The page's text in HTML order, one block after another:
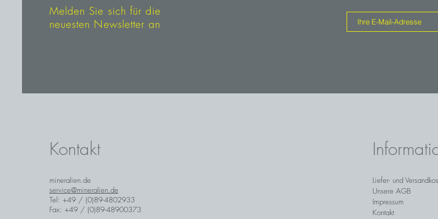
Melden Sie sich für die
neuesten Newsletter an
Kontakt
mineralien.de
service@mineralien.de
Tel: +49 / (0)89-4802933
Fax: +49 / (0)89-48900373
Liefer- und
Unsere AGB
Impressum
Kontakt